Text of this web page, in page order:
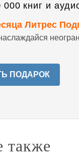
книг и
Литрес
ПОДАРОК
также